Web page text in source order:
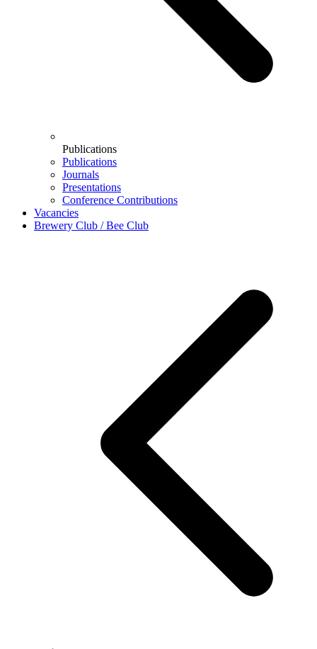
Publications
Publications
Journals
Presentations
Conference Contributions
Vacancies
Brewery Club / Bee Club